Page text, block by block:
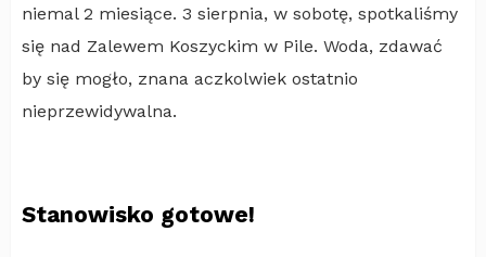
niemal 2 miesiące. 3 sierpnia, w sobotę, spotkaliśmy
się nad Zalewem Koszyckim w Pile. Woda, zdawać
by się mogło, znana aczkolwiek ostatnio
nieprzewidywalna.
Stanowisko gotowe!